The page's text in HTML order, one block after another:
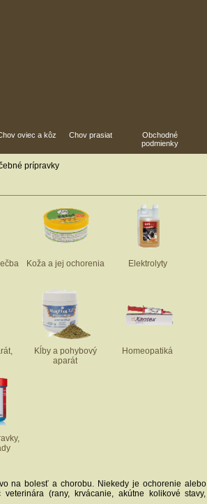
oviec a kôz Chov prasiat
Obchodné
podmienky
prípravky
Koža a jej ochorenia Elektrolyty
Kĺby a pohybový
aparát
Homeopatiká
na bolesť a chorobu. Niekedy je ochorenie alebo
(rany, krvácanie, akútne kolikové stavy,